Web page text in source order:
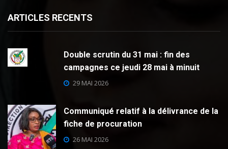
ARTICLES RECENTS
Double scrutin du 31 mai : fin des
campagnes ce jeudi 28 mai à minuit
29 MAI 2026
Communiqué relatif à la délivrance de la
fiche de procuration
26 MAI 2026